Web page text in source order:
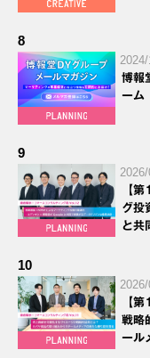
8
博報
ーム
9
【
グ投
と共
10
【
戦略
ール